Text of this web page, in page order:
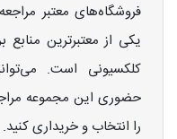
فروشگاه‌های معتبر
یکی از معتبرترین
کلکسیونی است.
حضوری این مجموعه
را انتخاب و خریداری کنید.